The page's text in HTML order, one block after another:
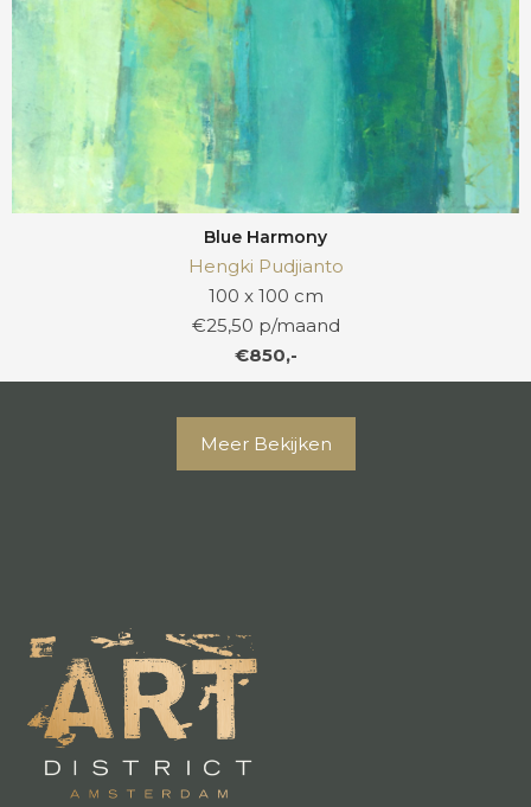
Blue Harmony
Hengki Pudjianto
100 x 100 cm
€25,50 p/maand
€850,-
Meer Bekijken